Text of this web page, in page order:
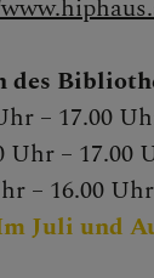
des
– 17.00
Uhr – 17.00
– 16.00 Uhr
Juli und